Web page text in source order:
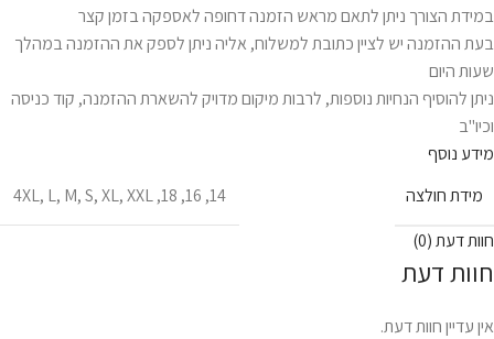
במידת הצורך ניתן לתאם מראש הזמנה דחופה לאספקה בזמן קצר
בעת ההזמנה יש לציין כתובת למשלוח, אליה ניתן לספק את ההזמנה במהלך
שעות היום
ניתן להוסיף הנחיות נוספות, לרבות מיקום מדויק להשארת ההזמנה, קוד כניסה
וכיו"ב
מידע נוסף
מידת חולצה
14
,
16
,
18
,
4XL, L, M,S,XL,XXL
חוות דעת (0)
חוות דעת
אין עדיין חוות דעת.